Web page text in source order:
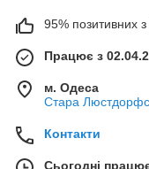
95% позитивних з
Працює з
м. Одеса
Стара
Контакти
Сьогодні